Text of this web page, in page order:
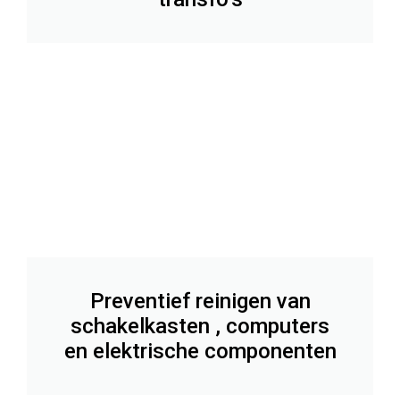
Preventief reinigen van
schakelkasten , computers
en elektrische componenten